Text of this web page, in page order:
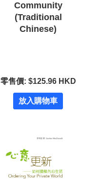
Community
(Traditional
Chinese)
零售價: $125.96 HKD
放入購物車